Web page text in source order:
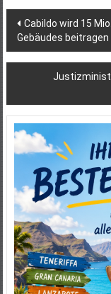
Cabildo wird 15
Gebäudes beitragen